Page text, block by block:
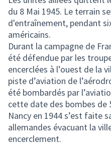
du 8 Mai 1945. Le terrain
d'entraînement, pendant
américains.
Durant la campagne de
été défendue par les
encerclées à l’ouest de la
piste d’aviation de
été bombardés par
cette date des bombes de
Nancy en 1944 s’est faite
allemandes évacuant la
encerclement.